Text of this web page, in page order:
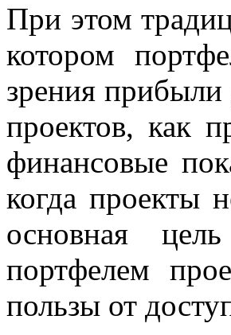
При этом
котором
зрения прибыли
проектов, как
финансовые
когда проекты
основная
портфелем
пользы от